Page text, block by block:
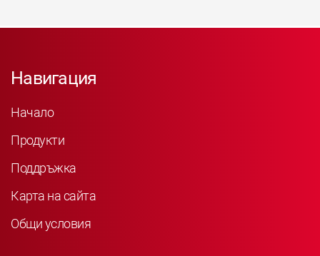
Навигация
Начало
Продукти
Поддръжка
Карта на сайта
Общи условия